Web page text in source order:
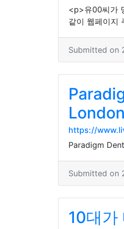
<p>유00씨가
같이 웹페이지
Submitted on
https://
Paradigm
Submitted on
10대가